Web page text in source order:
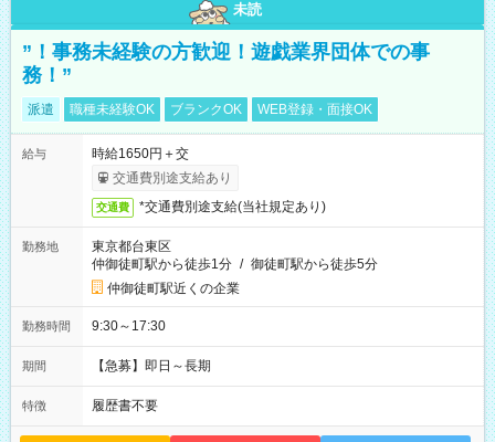
未読
”！事務未経験の方歓迎！遊戯業界団体での事
務！”
派遣 職種未経験OK ブランクOK WEB登録・面接OK
給与
時給1650円＋交
交通費別途支給あり
交通費 *交通費別途支給(当社規定あり)
勤務地
東京都台東区
仲御徒町駅から徒歩1分 / 御徒町駅から徒歩5分
仲御徒町駅近くの企業
勤務時間 9:30～17:30
期間 【急募】即日～長期
特徴 履歴書不要